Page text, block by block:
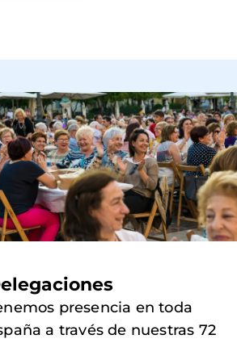
presencia en toda
a través de nuestras 72